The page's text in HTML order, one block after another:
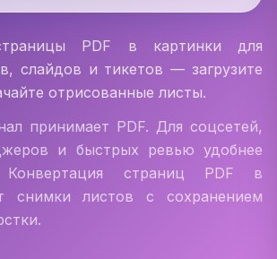
PDF в картинки для
слайдов и тикетов — загрузите
отрисованные листы.
принимает PDF. Для соцсетей,
и быстрых ревью удобнее
Конвертация страниц PDF в
снимки листов с сохранением